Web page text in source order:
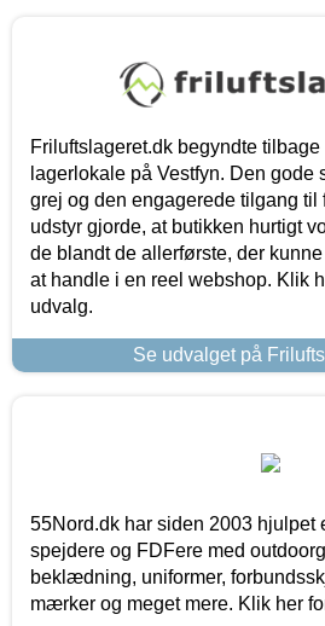
Friluftslageret.dk begyndte
lagerlokale på Vestfyn. Den gode
grej og den engagerede tilgang til
udstyr gjorde, at butikken hurtigt
de blandt de allerførste, der
at handle i en reel webshop. Klik
udvalg.
Se udvalget på
55Nord.dk har siden 2003 hjulpet
spejdere og FDFere med
beklædning, uniformer,
mærker og meget mere. Klik her